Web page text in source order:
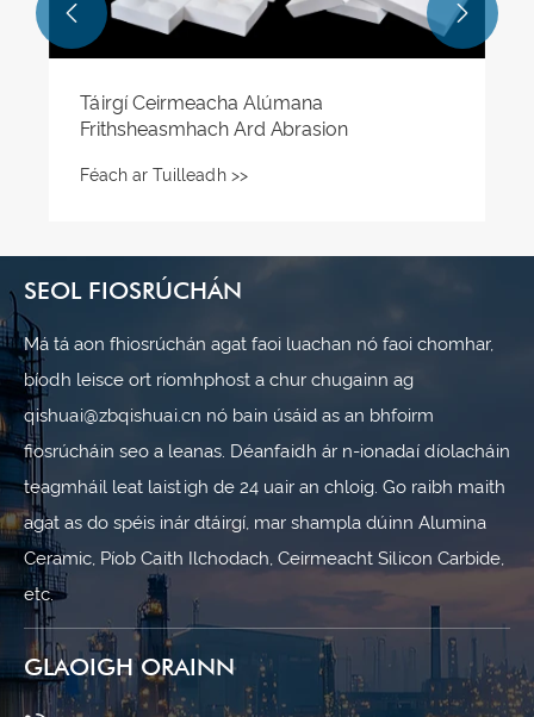
Cén t-ábhar atá pláta ceirmeach
alúmana?
SEOL FIOSRÚCHÁN
Má tá aon fhiosrúchán agat faoi luachan nó faoi chomhar,
bíodh leisce ort ríomhphost a chur chugainn ag
qishuai@zbqishuai.cn nó bain úsáid as an bhfoirm
fiosrúcháin seo a leanas. Déanfaidh ár n-ionadaí díolacháin
teagmháil leat laistigh de 24 uair an chloig. Go raibh maith
agat as do spéis inár dtáirgí, mar shampla dúinn Alumina
Ceramic, Píob Caith Ilchodach, Ceirmeacht Silicon Carbide,
etc.
GLAOIGH ORAINN